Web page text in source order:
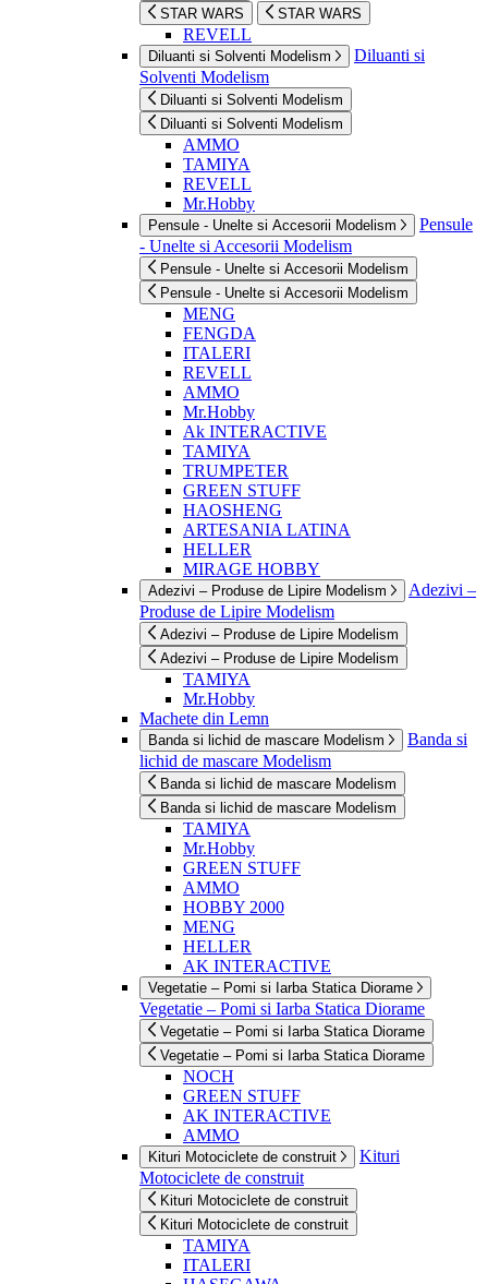
STAR WARS STAR WARS
REVELL
Diluanti si Solventi Modelism
Diluanti si
Solventi Modelism
Diluanti si Solventi Modelism
Diluanti si Solventi Modelism
AMMO
TAMIYA
REVELL
Mr.Hobby
Pensule - Unelte si Accesorii Modelism
Pensule
- Unelte si Accesorii Modelism
Pensule - Unelte si Accesorii Modelism
Pensule - Unelte si Accesorii Modelism
MENG
FENGDA
ITALERI
REVELL
AMMO
Mr.Hobby
Ak INTERACTIVE
TAMIYA
TRUMPETER
GREEN STUFF
HAOSHENG
ARTESANIA LATINA
HELLER
MIRAGE HOBBY
Adezivi – Produse de Lipire Modelism
Adezivi –
Produse de Lipire Modelism
Adezivi – Produse de Lipire Modelism
Adezivi – Produse de Lipire Modelism
TAMIYA
Mr.Hobby
Machete din Lemn
Banda si lichid de mascare Modelism
Banda si
lichid de mascare Modelism
Banda si lichid de mascare Modelism
Banda si lichid de mascare Modelism
TAMIYA
Mr.Hobby
GREEN STUFF
AMMO
HOBBY 2000
MENG
HELLER
AK INTERACTIVE
Vegetatie – Pomi si Iarba Statica Diorame
Vegetatie – Pomi si Iarba Statica Diorame
Vegetatie – Pomi si Iarba Statica Diorame
Vegetatie – Pomi si Iarba Statica Diorame
NOCH
GREEN STUFF
AK INTERACTIVE
AMMO
Kituri Motociclete de construit
Kituri
Motociclete de construit
Kituri Motociclete de construit
Kituri Motociclete de construit
TAMIYA
ITALERI